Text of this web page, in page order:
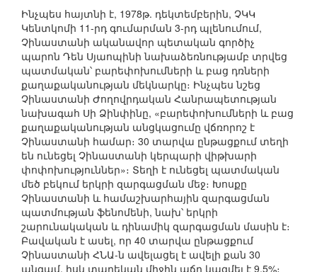
Ինչպես հայտնի է, 1978թ. դեկտեմբերին, ՉԿԿ
Կենտկոմի 11-րդ գումարման 3-րդ պլենումում,
Չինաստանի ականավոր պետական գործիչ
պարոն Դեն Սյաոպինի նախաձեռնությամբ տրվեց
պատմական՝ բարեփոխումների և բաց դռների
քաղաքականության մեկնարկը։ Ինչպես նշեց
Չինաստանի Ժողովրդական Հանրապետության
նախագահ Սի Ձինփինը, «բարեփոխումների և բաց
քաղաքականության անցկացումը վճռորոշ է
Չինաստանի համար։ 30 տարվա ընթացքում տեղի
են ունեցել Չինաստանի կերպարի վիթխարի
փոփոխություններ»։ Տեղի է ունեցել պատմական
մեծ բեկում երկրի զարգացման մեջ։ Խոսքը
Չինաստանի և համաշխարհային զարգացման
պատմության ֆենոմենի, նախ՝ երկրի
շարունակական և դինամիկ զարգացման մասին է։
Բավական է ասել, որ 40 տարվա ընթացքում
Չինաստանի ՀՆԱ-ն ավելացել է ավելի քան 30
անգամ, իսկ տարեկան միջին աճը կազմել է 9.5%։